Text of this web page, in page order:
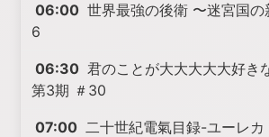
06:00 世界最強の後衛 〜迷宮国の
6
06:30 君のことが大大大大大好き
第3期 ＃30
07:00 二十世紀電氣目録-ユーレ